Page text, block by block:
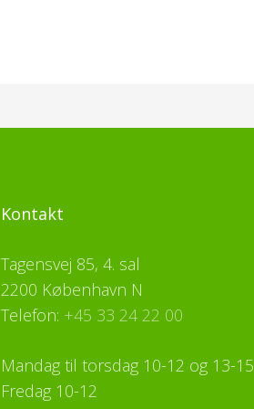
Kontakt
Tagensvej 85, 4. sal
2200 København N
Telefon: +45 33 24 22 00
Mandag til torsdag 10-12 og 13-15
Fredag 10-12